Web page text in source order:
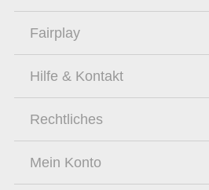
Fairplay
Hilfe & Kontakt
Rechtliches
Mein Konto